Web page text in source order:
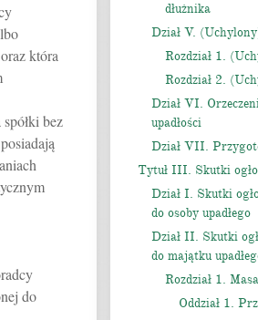
która
bez
do
dłużnika
Dział V.
Rozdział 1.
Rozdział 2.
Dział VI.
upadłości
Dział VII.
Tytuł III. Skutki
Dział I. Skutki
do osoby upadłego
Dział II. Skutki
do majątku
Rozdział 1.
Oddział 1.